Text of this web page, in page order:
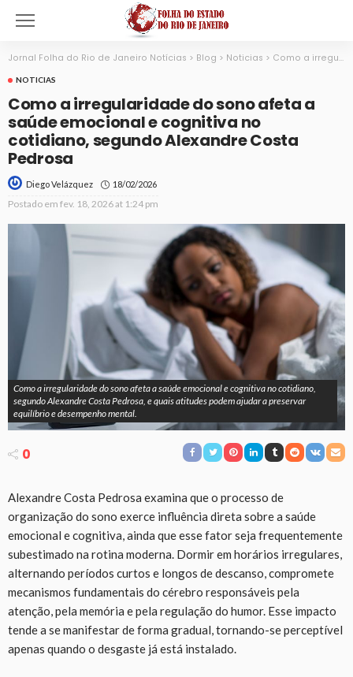
Jornal Folha do Rio de Janeiro Notícias > Blog > Noticias > Como a irregularidade do sono afeta a saúde emocional e cognitiva no cotidiano, segundo Alexandre Costa Pedrosa
NOTICIAS
Como a irregularidade do sono afeta a
saúde emocional e cognitiva no
cotidiano, segundo Alexandre Costa
Pedrosa
Diego Velázquez 18/02/2026
Postado em fev. 18, 2026 at 1:24 pm
Como a irregularidade do sono afeta a saúde emocional e cognitiva no cotidiano,
segundo Alexandre Costa Pedrosa, e quais atitudes podem ajudar a preservar
equilíbrio e desempenho mental.
0
Alexandre Costa Pedrosa examina que o processo de
organização do sono exerce influência direta sobre a saúde
emocional e cognitiva, ainda que esse fator seja frequentemente
subestimado na rotina moderna. Dormir em horários irregulares,
alternando períodos curtos e longos de descanso, compromete
mecanismos fundamentais do cérebro responsáveis pela
atenção, pela memória e pela regulação do humor. Esse impacto
tende a se manifestar de forma gradual, tornando-se perceptível
apenas quando o desgaste já está instalado.